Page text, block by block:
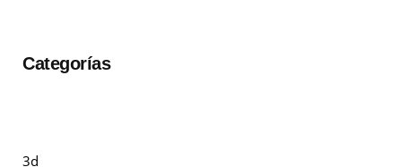
Categorías
3d